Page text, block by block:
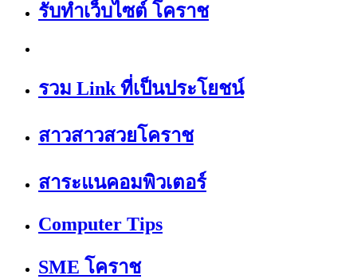
รับทำเว็บไซต์ โคราช
รวม Link ที่เป็นประโยชน์
สาวสาวสวยโคราช
สาระแนคอมพิวเตอร์
Computer Tips
SME โคราช